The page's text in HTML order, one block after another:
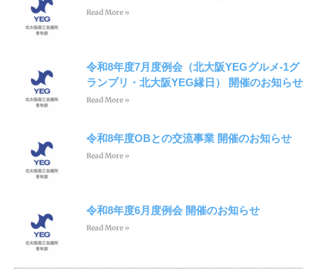
Read More »
令和8年度7月度例会（北大阪YEGグルメ-1グ
ランプリ・北大阪YEG縁日） 開催のお知らせ
Read More »
令和8年度OBとの交流事業 開催のお知らせ
Read More »
令和8年度6月度例会 開催のお知らせ
Read More »